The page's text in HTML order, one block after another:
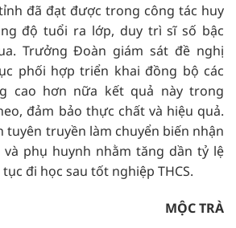
đã đạt được trong công tác huy
độ tuổi ra lớp, duy trì sĩ số bậc
Trưởng Đoàn giám sát đề nghị
phối hợp triển khai đồng bộ các
cao hơn nữa kết quả này trong
đảm bảo thực chất và hiệu quả.
tuyên truyền làm chuyển biến nhận
phụ huynh nhằm tăng dần tỷ lệ
đi học sau tốt nghiệp THCS.
MỘC TRÀ